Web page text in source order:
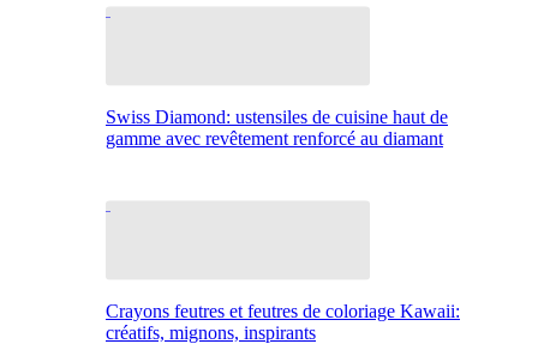
Swiss Diamond: ustensiles de cuisine haut de
gamme avec revêtement renforcé au diamant
Crayons feutres et feutres de coloriage Kawaii:
créatifs, mignons, inspirants